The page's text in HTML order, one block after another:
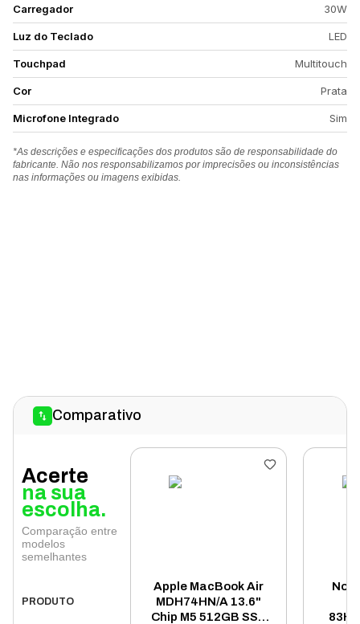
Carregador 30W
Luz do Teclado LED
Touchpad Multitouch
Cor Prata
Microfone Integrado Sim
*As descrições e especificações dos produtos são de responsabilidade do
fabricante. Não nos responsabilizamos por imprecisões ou inconsistências
nas informações ou imagens exibidas.
Comparativo
Acerte
na sua
escolha.
Comparação entre
modelos
semelhantes
PRODUTO
Apple MacBook Air
MDH74HN/A 13.6"
Chip M5 512GB SSD